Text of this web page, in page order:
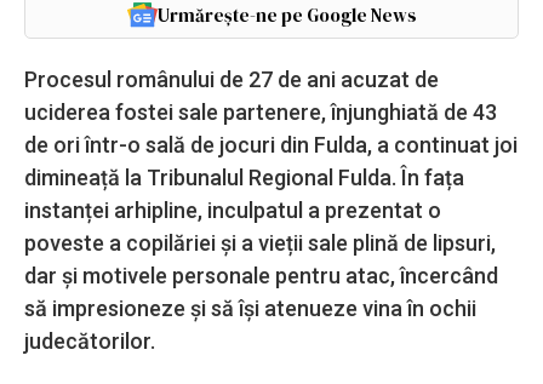
Urmărește-ne pe Google News
Procesul românului de 27 de ani acuzat de
uciderea fostei sale partenere, înjunghiată de 43
de ori într-o sală de jocuri din Fulda, a continuat joi
dimineață la Tribunalul Regional Fulda. În fața
instanței arhipline, inculpatul a prezentat o
poveste a copilăriei și a vieții sale plină de lipsuri,
dar și motivele personale pentru atac, încercând
să impresioneze și să își atenueze vina în ochii
judecătorilor.